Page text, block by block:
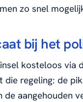
zo snel
bij het
kosteloos via
regeling: de
aangehouden